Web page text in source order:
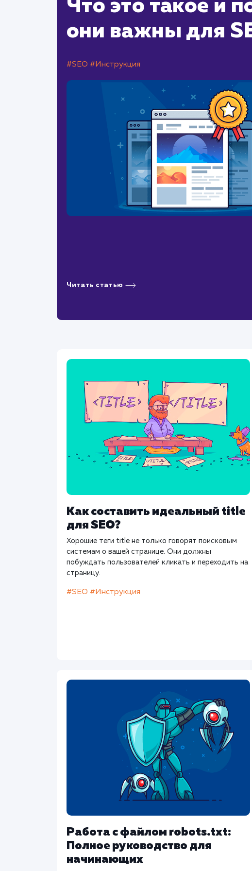
Что это такое и
они важны для
#SEO #Инструкция
Читать статью
Как составить идеальный title
для SEO?
Хорошие теги title не только говорят поисковым
системам о вашей странице. Они должны
побуждать пользователей кликать и переходить на
страницу.
#SEO #Инструкция
Работа с файлом robots.txt:
Полное руководство для
начинающих